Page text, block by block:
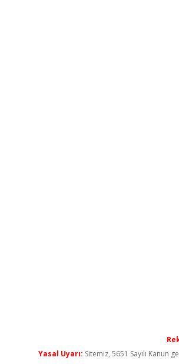
Yasal Uyarı: Sitemiz, 5651 Sayılı